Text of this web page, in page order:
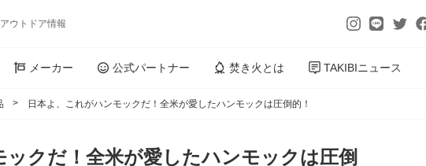
ウトドア情報
メーカー 公式パートナー 焚き火とは TAKIBIニュース
日本よ、これがハンモックだ！全米が愛したハンモックは圧倒的！
ックだ！全米が愛したハンモックは圧倒